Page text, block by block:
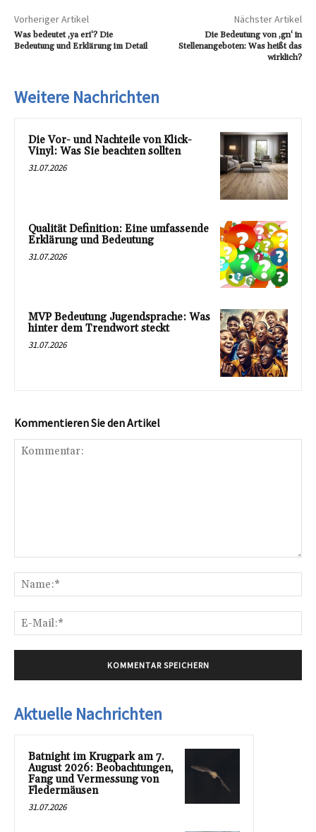
Vorheriger Artikel
Was bedeutet ‚ya eri‘? Die
Bedeutung und Erklärung im Detail
Nächster Artikel
Die Bedeutung von ‚gn‘ in
Stellenangeboten: Was heißt das
wirklich?
Weitere Nachrichten
Die Vor- und Nachteile von Klick-
Vinyl: Was Sie beachten sollten
31.07.2026
Qualität Definition: Eine umfassende
Erklärung und Bedeutung
31.07.2026
MVP Bedeutung Jugendsprache: Was
hinter dem Trendwort steckt
31.07.2026
Kommentieren Sie den Artikel
Aktuelle Nachrichten
Batnight im Krugpark am 7.
August 2026: Beobachtungen,
Fang und Vermessung von
Fledermäusen
31.07.2026